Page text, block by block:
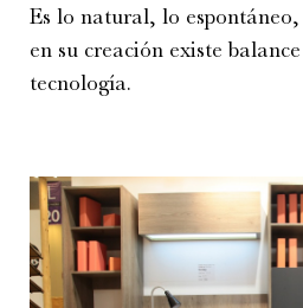
Es lo natural, lo
en su creación existe
tecnología.